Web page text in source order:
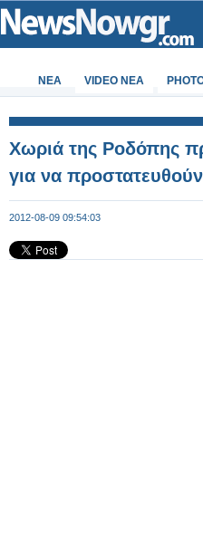
ΝΕΑ VIDEO NEA
Χωριά της Ροδόπης
για να προστατευθούν
2012-08-09 09:54:03